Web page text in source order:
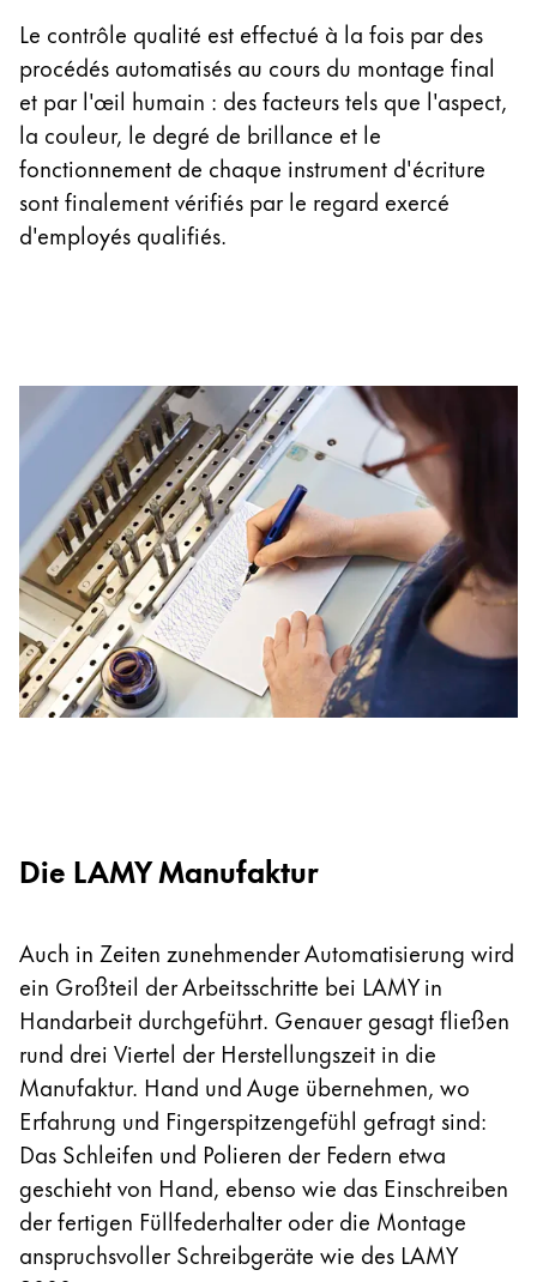
Le contrôle qualité est effectué à la fois par des
procédés automatisés au cours du montage final
et par l'œil humain : des facteurs tels que l'aspect,
la couleur, le degré de brillance et le
fonctionnement de chaque instrument d'écriture
sont finalement vérifiés par le regard exercé
d'employés qualifiés.
Die LAMY Manufaktur
Auch in Zeiten zunehmender Automatisierung wird
ein Großteil der Arbeitsschritte bei LAMY in
Handarbeit durchgeführt. Genauer gesagt fließen
rund drei Viertel der Herstellungszeit in die
Manufaktur. Hand und Auge übernehmen, wo
Erfahrung und Fingerspitzengefühl gefragt sind:
Das Schleifen und Polieren der Federn etwa
geschieht von Hand, ebenso wie das Einschreiben
der fertigen Füllfederhalter oder die Montage
anspruchsvoller Schreibgeräte wie des LAMY